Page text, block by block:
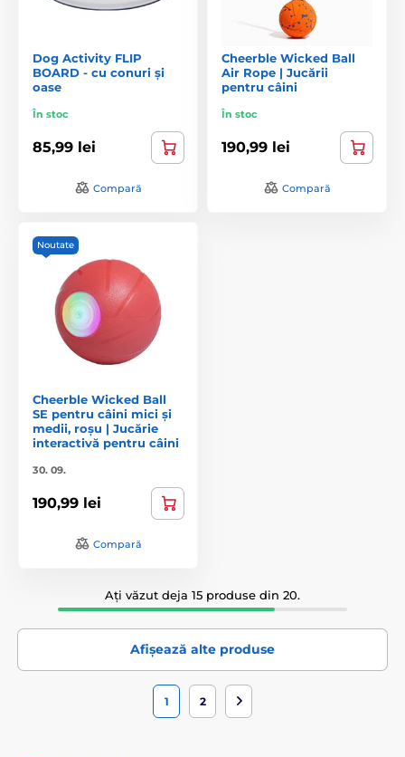
Dog Activity FLIP
BOARD - cu conuri și
oase
În stoc
85,99 lei
Compară
Cheerble Wicked Ball
Air Rope | Jucării
pentru câini
În stoc
190,99 lei
Compară
Noutate
Cheerble Wicked Ball
SE pentru câini mici și
medii, roșu | Jucărie
interactivă pentru câini
30. 09.
190,99 lei
Compară
Ați văzut deja 15 produse din 20.
Afișează alte produse
1 2